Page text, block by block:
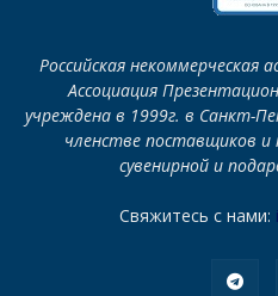
Российская некоммерческая
Ассоциация
учреждена в 1999г. в Санкт-
членстве поставщиков и
сувенирной и
Свяжитесь с нами: